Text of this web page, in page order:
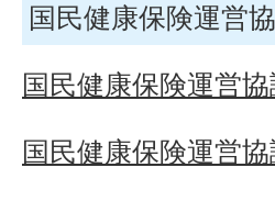
国民健康保険運営
国民健康保険運営
国民健康保険運営